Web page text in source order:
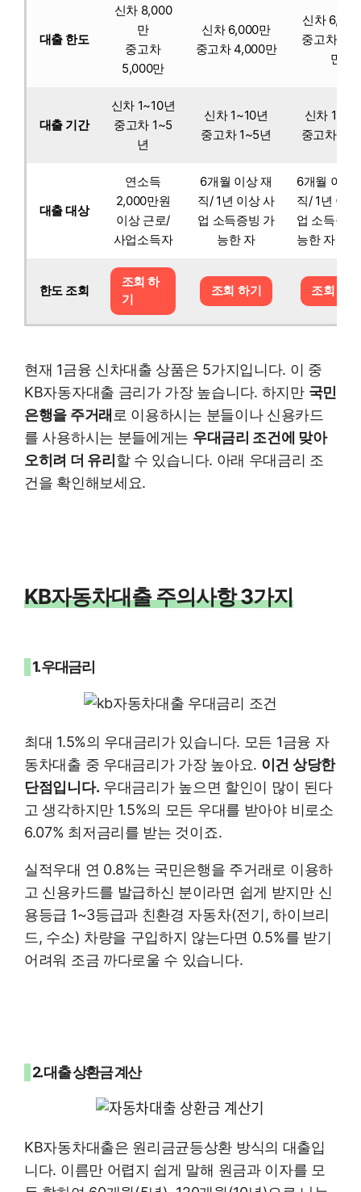
대출 한도
신차 8,000
만
중고차
5,000만
신차 6,000만
중고차 4,000만
신차
중고차
만
대출 기간
신차 1~10년
중고차 1~5
년
신차 1~10년
중고차 1~5년
신차 1~10
중고차
대출 대상
연소득
2,000만원
이상 근로/
사업소득자
6개월 이상 재
직/ 1년 이상 사
업 소득증빙 가
능한 자
6개월 이상
직/ 1년 이
업 소득증
능한 자
한도 조회
조회 하
기
조회 하기 조회 하기
현재 1금융 신차대출 상품은 5가지입니다. 이 중
KB자동자대출 금리가 가장 높습니다. 하지만 국민
은행을 주거래 로 이용하시는 분들이나 신용카드
를 사용하시는 분들에게는 우대금리 조건에 맞아
오히려 더 유리할 수 있습니다. 아래 우대금리 조
건을 확인해보세요.
KB자동차대출 주의사항 3가지
1. 우대금리
최대 1.5%의 우대금리가 있습니다. 모든 1금융 자
동차대출 중 우대금리가 가장 높아요. 이건 상당한
단점입니다. 우대금리가 높으면 할인이 많이 된다
고 생각하지만 1.5%의 모든 우대를 받아야 비로소
6.07% 최저금리를 받는 것이죠.
실적우대 연 0.8%는 국민은행을 주거래로 이용하
고 신용카드를 발급하신 분이라면 쉽게 받지만 신
용등급 1~3등급과 친환경 자동차(전기, 하이브리
드, 수소) 차량을 구입하지 않는다면 0.5%를 받기
어려워 조금 까다로울 수 있습니다.
2. 대출 상환금 계산
KB자동차대출은 원리금균등상환 방식의 대출입
니다. 이름만 어렵지 쉽게 말해 원금과 이자를 모